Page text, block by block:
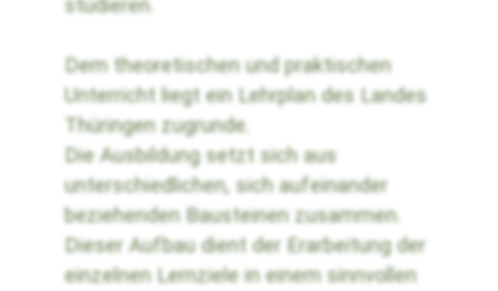
studieren.
Dem theoretischen und praktischen
Unterricht liegt ein Lehrplan des Landes
Thüringen zugrunde.
Die Ausbildung setzt sich aus
unterschiedlichen, sich aufeinander
beziehenden Bausteinen zusammen.
Dieser Aufbau dient der Erarbeitung der
einzelnen Lernziele in einem sinnvollen